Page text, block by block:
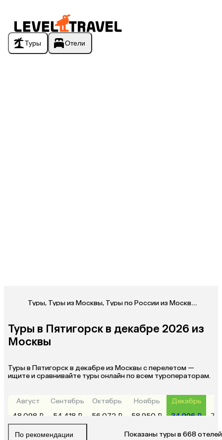
Туры Отели
Туры, Туры из Москвы, Туры по России из Москвы ,
Туры в Пятигорск в декабре 2026 из
Москвы
Туры в Пятигорск в декабре из Москвы с перелетом —
ищите и сравнивайте туры онлайн по всем туроператорам.
Август
48 098 ₽
Сентябрь
54 418 ₽
Октябрь
56 072 ₽
Ноябрь
58 950 ₽
Декабрь
34 996 ₽
79
По рекомендации Показаны туры в 668 отелей